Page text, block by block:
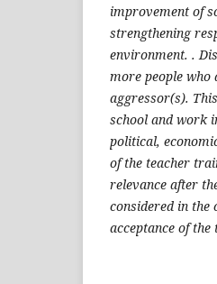
improvement of
strengthening
environment. .
more people who
aggressor(s).
school and work
political,
of the teacher
relevance after
considered in
acceptance of